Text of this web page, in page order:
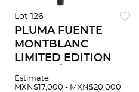
Lot 126
PLUMA FUENTE
MONTBLANC
LIMITED EDITION
BALZAC EN RESINA
Estimate
MXN$17,000 - MXN$20,000